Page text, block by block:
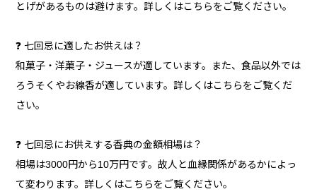
とげがあるものは避けます。詳しくはこちらをご覧ください。
❓ 七回忌に適したお供えは？
和菓子・洋菓子・ジュースが適しています。また、食品以外では
ろうそくやお線香が適しています。詳しくはこちらをご覧くだ
さい。
❓ 七回忌にお供えする香典の金額相場は？
相場は3000円から10万円です。故人と血縁関係があるかによっ
て変わります。詳しくはこちらをご覧ください。